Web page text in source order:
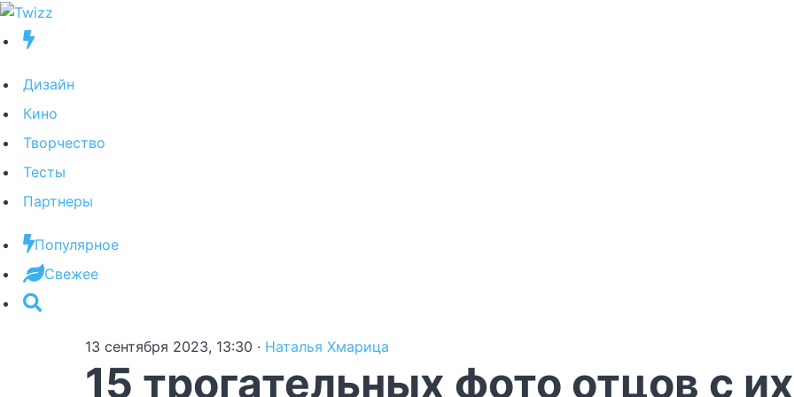
Дизайн
Кино
Творчество
Тесты
Партнеры
Популярное
Свежее
13 сентября 2023, 13:30 · Наталья Хмарица
15 трогательных фото отцов с